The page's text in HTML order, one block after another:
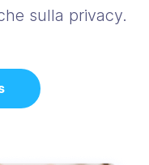
sulla privacy.